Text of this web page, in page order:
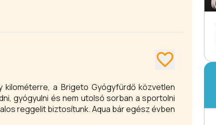
a Brigeto Gyógyfürdő közvetlen
gyógyulni és nem utolsó sorban a sportolni
reggelit biztosítunk. Aqua bár egész évben